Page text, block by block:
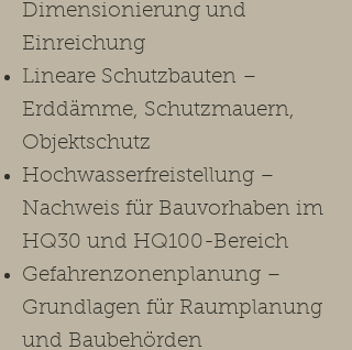
Dimensionierung und
Einreichung
Lineare Schutzbauten –
Erddämme, Schutzmauern,
Objektschutz
Hochwasserfreistellung –
Nachweis für Bauvorhaben im
HQ30 und HQ100-Bereich
Gefahrenzonenplanung –
Grundlagen für Raumplanung
und Baubehörden